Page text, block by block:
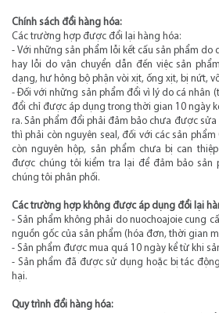
Chính sách đổi hàng hóa:
Các trường hợp được đổi lại hàng hóa:
- Với những sản phẩm lỗi kết cấu sản phẩm do
hay lỗi do vận chuyển dẫn đến việc sản
dạng, hư hỏng bộ phận vòi xịt, ống xịt, bị nứt,
- Đối với những sản phẩm đổi vì lý do cá nhân
đổi chỉ được áp dụng trong thời gian 10 ngày
ra. Sản phẩm đổi phải đảm bảo chưa được sửa
thì phải còn nguyên seal, đối với các sản phẩm
còn nguyên hộp, sản phẩm chưa bị can
được chúng tôi kiểm tra lại để đảm bảo sản
chúng tôi phân phối.
Các trường hợp không được áp dụng đổi lại
- Sản phẩm không phải do nuochoajoie cung
nguồn gốc của sản phẩm (hóa đơn, thời gian
- Sản phẩm được mua quá 10 ngày kể từ khi
- Sản phẩm đã được sử dụng hoặc bị tác
hại.
Quy trình đổi hàng hóa: